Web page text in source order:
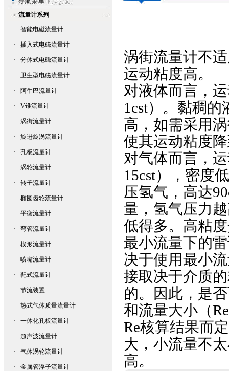
流量计系列
·
智能电磁流量计
· 插入式电磁流量计
· 分体式电磁流量计
· 卫生型电磁流量计
· 阿牛巴流量计
· V锥流量计
· 涡街流量计
· 旋进旋涡流量计
· 孔板流量计
· 涡轮流量计
· 转子流量计
· 椭圆齿轮流量计
· 平衡流量计
· 弯管流量计
· 楔形流量计
· 喷嘴流量计
· 靶式流量计
· 节流装置
· 热式气体质量流量计
· 一体化孔板流量计
· 超声波流量计
· 气体涡轮流量计
· 金属管浮子流量计
涡街流量计不
运动粘度高。
对液体而言，
1cst）。黏稠
高，如需采用
使其运动粘度
对气体而言，
15cst），密度
压氢气，高达
量，氢气压力
低得多。高粘
最小流量下的
决于使用最小
接取决于介质
的。因此，是
和流量大小（
Re核算结果而
大，小流量不
高。